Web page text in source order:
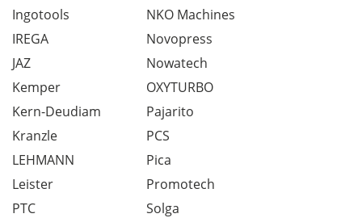
Ingotools
IREGA
JAZ
Kemper
Kern-Deudiam
Kranzle
LEHMANN
Leister
NKO Machines
Novopress
Nowatech
OXYTURBO
Pajarito
PCS
Pica
Promotech
PTC
Solga